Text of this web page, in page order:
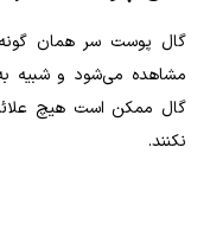
گال پوست سر همان
مشاهده می‌شود و شبیه
گال ممکن است هیچ
نکنند‌.